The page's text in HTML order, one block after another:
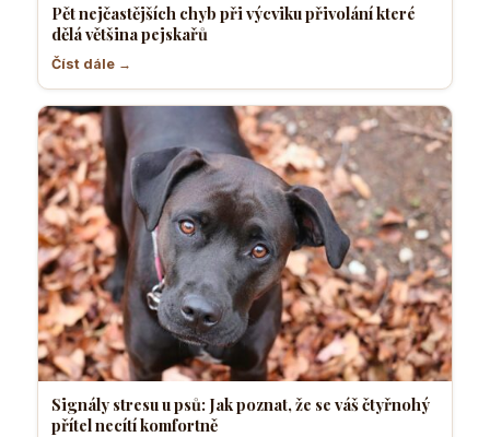
Pět nejčastějších chyb při výcviku přivolání které
dělá většina pejskařů
Číst dále →
Signály stresu u psů: Jak poznat, že se váš čtyřnohý
přítel necítí komfortně